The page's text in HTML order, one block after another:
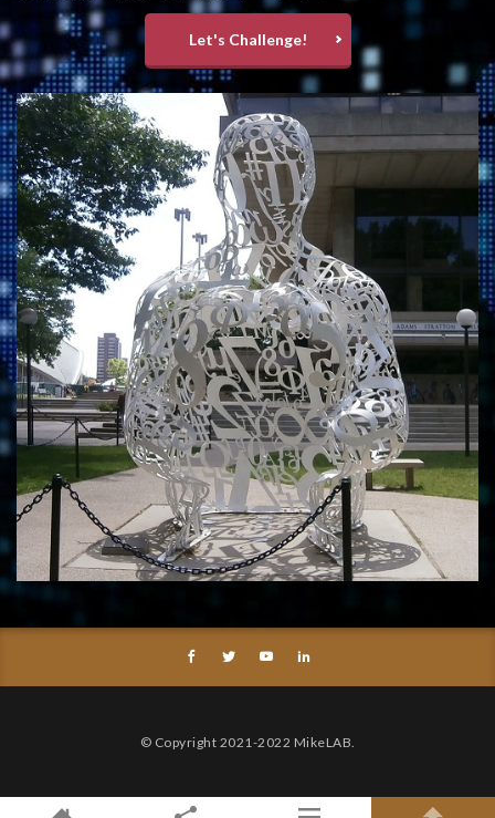
Let's Challenge!
© Copyright 2021-2022 MikeLAB.